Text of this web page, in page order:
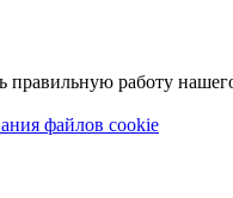
работу
файлов cookie